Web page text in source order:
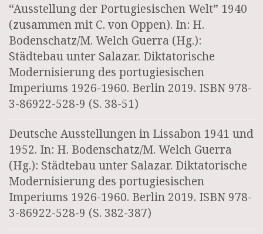
“Ausstellung der Portugiesischen Welt” 1940
(zusammen mit C. von Oppen). In: H.
Bodenschatz/M. Welch Guerra (Hg.):
Städtebau unter Salazar. Diktatorische
Modernisierung des portugiesischen
Imperiums 1926-1960. Berlin 2019. ISBN 978-
3-86922-528-9 (S. 38-51)
Deutsche Ausstellungen in Lissabon 1941 und
1952. In: H. Bodenschatz/M. Welch Guerra
(Hg.): Städtebau unter Salazar. Diktatorische
Modernisierung des portugiesischen
Imperiums 1926-1960. Berlin 2019. ISBN 978-
3-86922-528-9 (S. 382-387)